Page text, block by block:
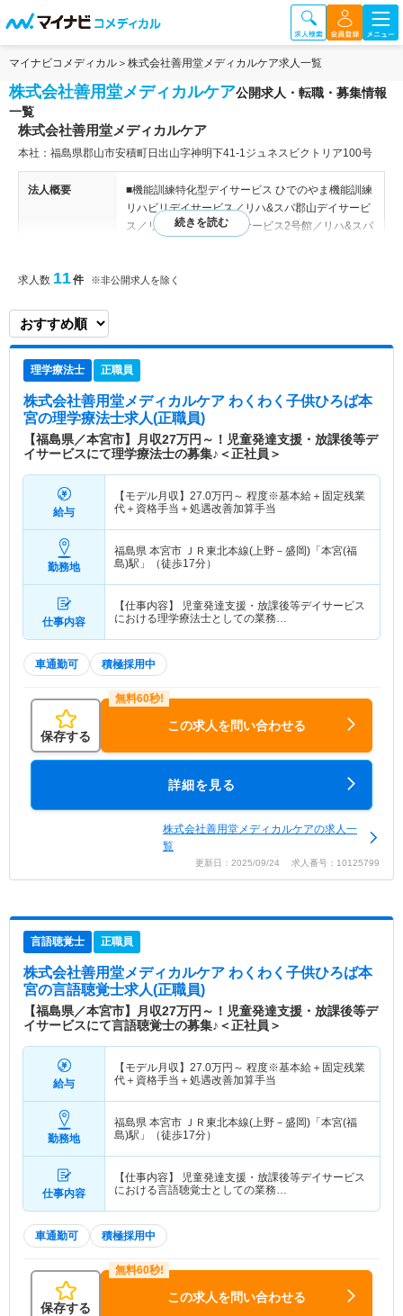
マイナビコメディカル 株式会社善用堂メディカルケア求人一覧
株式会社善用堂メディカルケア公開求人・転職・募集情報
一覧
株式会社善用堂メディカルケア
本社：福島県郡山市安積町日出山字神明下41‐1ジュネスビクトリア100号
法人概要
■機能訓練特化型デイサービス ひでのやま機能訓練
リハビリデイサービス／リハ&スパ郡山デイサービ
ス／リハ&スパ郡山デイサービス2号館／リハ&スパ
テーション ■児童発達支援・放課後等デイサービス
特色
ろがけています。 施設では、運動療法、学習両方
に過ごせるよう支援を行っています。
求人数 11件 ※非公開求人を除く
理学療法士 正職員
株式会社善用堂メディカルケア わくわく子供ひろば本
宮の理学療法士求人(正職員)
【福島県／本宮市】月収27万円～！児童発達支援・放課後等デ
イサービスにて理学療法士の募集♪＜正社員＞
給与
【モデル月収】 27.0万円～ 程度※基本給＋固定残業
代＋資格手当＋処遇改善加算手当
勤務地
福島県 本宮市
ＪＲ東北本線(上野－盛岡)「本宮(福
島)駅」（徒歩17分）
仕事内容
【仕事内容】 児童発達支援・放課後等デイサービス
における理学療法士としての業務…
車通勤可 積極採用中
保存する
この求人を問い合わせる
詳細を見る
株式会社善用堂メディカルケアの求人一
覧
更新日：2025/09/24 求人番号：10125799
言語聴覚士 正職員
株式会社善用堂メディカルケア わくわく子供ひろば本
宮の言語聴覚士求人(正職員)
【福島県／本宮市】月収27万円～！児童発達支援・放課後等デ
イサービスにて言語聴覚士の募集♪＜正社員＞
給与
【モデル月収】 27.0万円～ 程度※基本給＋固定残業
代＋資格手当＋処遇改善加算手当
勤務地
福島県 本宮市
ＪＲ東北本線(上野－盛岡)「本宮(福
島)駅」（徒歩17分）
仕事内容
【仕事内容】 児童発達支援・放課後等デイサービス
における言語聴覚士としての業務…
車通勤可 積極採用中
保存する
この求人を問い合わせる